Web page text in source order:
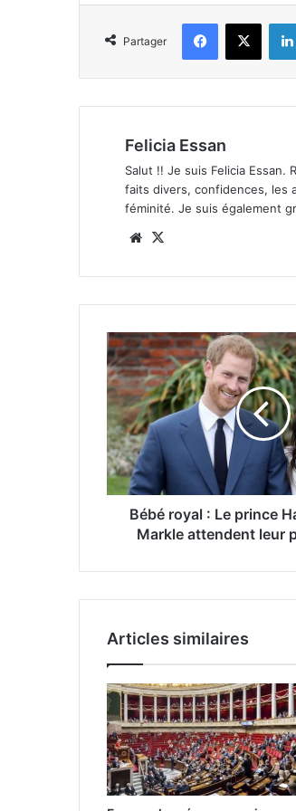
Partager
Facebook
X
Felicia Essan
Salut !! Je suis Felicia
faits divers, confidences, les
féminité. Je suis également
Website
Bébé royal : Le prince
Markle attendent leur
Articles similaires